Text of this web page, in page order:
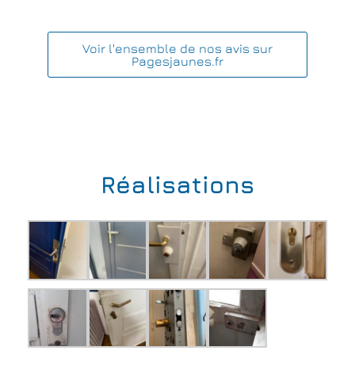
Voir l'ensemble de nos avis sur
Pagesjaunes.fr
Réalisations